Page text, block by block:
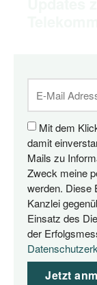
Mit dem
damit
Mails zu
Zweck meine
werden. Diese
Kanzlei
Einsatz des
der
Jetzt